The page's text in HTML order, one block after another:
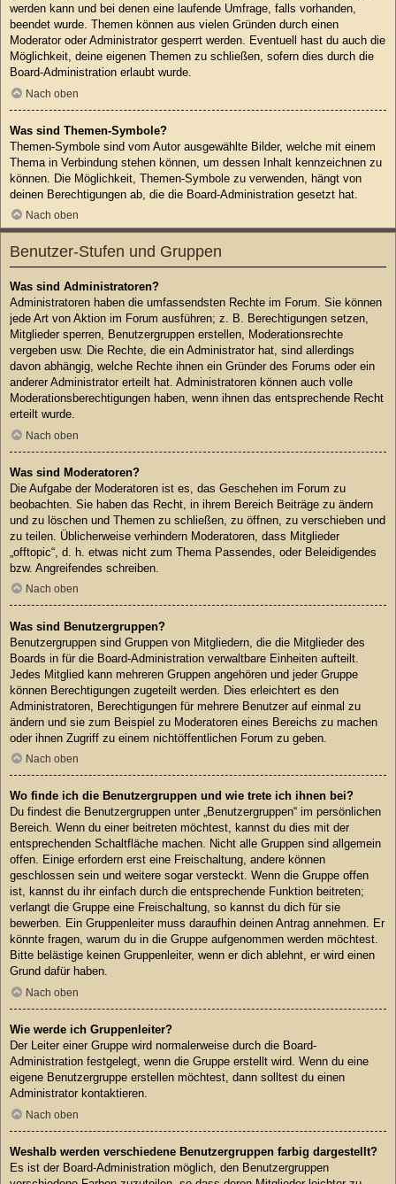
werden kann und bei denen eine laufende Umfrage, falls vorhanden,
beendet wurde. Themen können aus vielen Gründen durch einen
Moderator oder Administrator gesperrt werden. Eventuell hast du auch die
Möglichkeit, deine eigenen Themen zu schließen, sofern dies durch die
Board-Administration erlaubt wurde.
Nach oben
Was sind Themen-Symbole?
Themen-Symbole sind vom Autor ausgewählte Bilder, welche mit einem
Thema in Verbindung stehen können, um dessen Inhalt kennzeichnen zu
können. Die Möglichkeit, Themen-Symbole zu verwenden, hängt von
deinen Berechtigungen ab, die die Board-Administration gesetzt hat.
Nach oben
Benutzer-Stufen und Gruppen
Was sind Administratoren?
Administratoren haben die umfassendsten Rechte im Forum. Sie können
jede Art von Aktion im Forum ausführen; z. B. Berechtigungen setzen,
Mitglieder sperren, Benutzergruppen erstellen, Moderationsrechte
vergeben usw. Die Rechte, die ein Administrator hat, sind allerdings
davon abhängig, welche Rechte ihnen ein Gründer des Forums oder ein
anderer Administrator erteilt hat. Administratoren können auch volle
Moderationsberechtigungen haben, wenn ihnen das entsprechende Recht
erteilt wurde.
Nach oben
Was sind Moderatoren?
Die Aufgabe der Moderatoren ist es, das Geschehen im Forum zu
beobachten. Sie haben das Recht, in ihrem Bereich Beiträge zu ändern
und zu löschen und Themen zu schließen, zu öffnen, zu verschieben und
zu teilen. Üblicherweise verhindern Moderatoren, dass Mitglieder
„offtopic“, d. h. etwas nicht zum Thema Passendes, oder Beleidigendes
bzw. Angreifendes schreiben.
Nach oben
Was sind Benutzergruppen?
Benutzergruppen sind Gruppen von Mitgliedern, die die Mitglieder des
Boards in für die Board-Administration verwaltbare Einheiten aufteilt.
Jedes Mitglied kann mehreren Gruppen angehören und jeder Gruppe
können Berechtigungen zugeteilt werden. Dies erleichtert es den
Administratoren, Berechtigungen für mehrere Benutzer auf einmal zu
ändern und sie zum Beispiel zu Moderatoren eines Bereichs zu machen
oder ihnen Zugriff zu einem nichtöffentlichen Forum zu geben.
Nach oben
Wo finde ich die Benutzergruppen und wie trete ich ihnen bei?
Du findest die Benutzergruppen unter „Benutzergruppen“ im persönlichen
Bereich. Wenn du einer beitreten möchtest, kannst du dies mit der
entsprechenden Schaltfläche machen. Nicht alle Gruppen sind allgemein
offen. Einige erfordern erst eine Freischaltung, andere können
geschlossen sein und weitere sogar versteckt. Wenn die Gruppe offen
ist, kannst du ihr einfach durch die entsprechende Funktion beitreten;
verlangt die Gruppe eine Freischaltung, so kannst du dich für sie
bewerben. Ein Gruppenleiter muss daraufhin deinen Antrag annehmen. Er
könnte fragen, warum du in die Gruppe aufgenommen werden möchtest.
Bitte belästige keinen Gruppenleiter, wenn er dich ablehnt, er wird einen
Grund dafür haben.
Nach oben
Wie werde ich Gruppenleiter?
Der Leiter einer Gruppe wird normalerweise durch die Board-
Administration festgelegt, wenn die Gruppe erstellt wird. Wenn du eine
eigene Benutzergruppe erstellen möchtest, dann solltest du einen
Administrator kontaktieren.
Nach oben
Weshalb werden verschiedene Benutzergruppen farbig dargestellt?
Es ist der Board-Administration möglich, den Benutzergruppen